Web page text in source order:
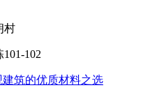
村
102
筑的优质材料之选